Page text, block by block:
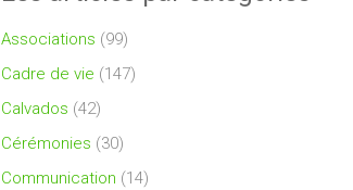
Associations (99)
Cadre de vie (147)
Calvados (42)
Cérémonies (30)
Communication (14)